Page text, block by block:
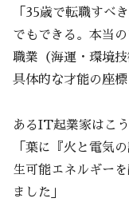
「35歳で転職すべ
でもできる。本当
職業（海運・環境
具体的な才能の座標
あるIT起業家はこう
「葉に『火と電気
生可能エネルギー
ました」